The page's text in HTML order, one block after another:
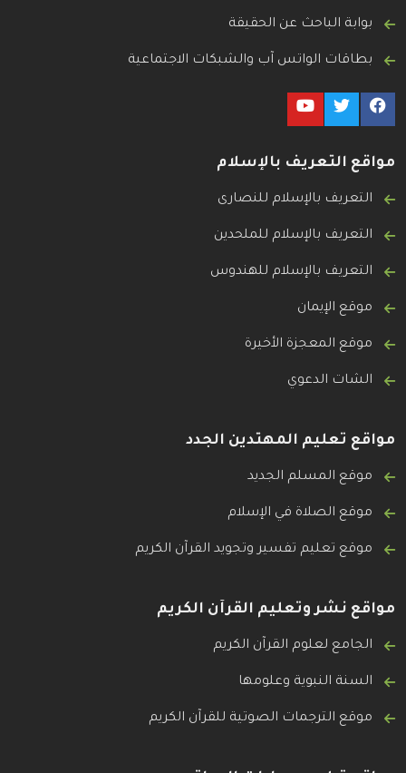
بوابة الباحث عن الحقيقة
بطاقات الواتس آب والشبكات الاجتماعية
مواقع التعريف بالإسلام
التعريف بالإسلام للنصارى
التعريف بالإسلام للملحدين
التعريف بالإسلام للهندوس
موقع الإيمان
موقع المعجزة الأخيرة
الشات الدعوي
مواقع تعليم المهتدين الجدد
موقع المسلم الجديد
موقع الصلاة في الإسلام
موقع تعليم تفسير وتجويد القرآن الكريم
مواقع نشر وتعليم القرآن الكريم
الجامع لعلوم القرآن الكريم
السنة النبوية وعلومها
موقع الترجمات الصوتية للقرآن الكريم